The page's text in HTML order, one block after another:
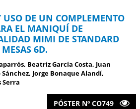
USO DE UN COMPLEMENTO
EL MANIQUÍ DE
MIMI DE STANDARD
6D.
Beatriz García Costa, Juan
Jorge Bonaque Alandí,
Serra
PÓSTER Nº CO749